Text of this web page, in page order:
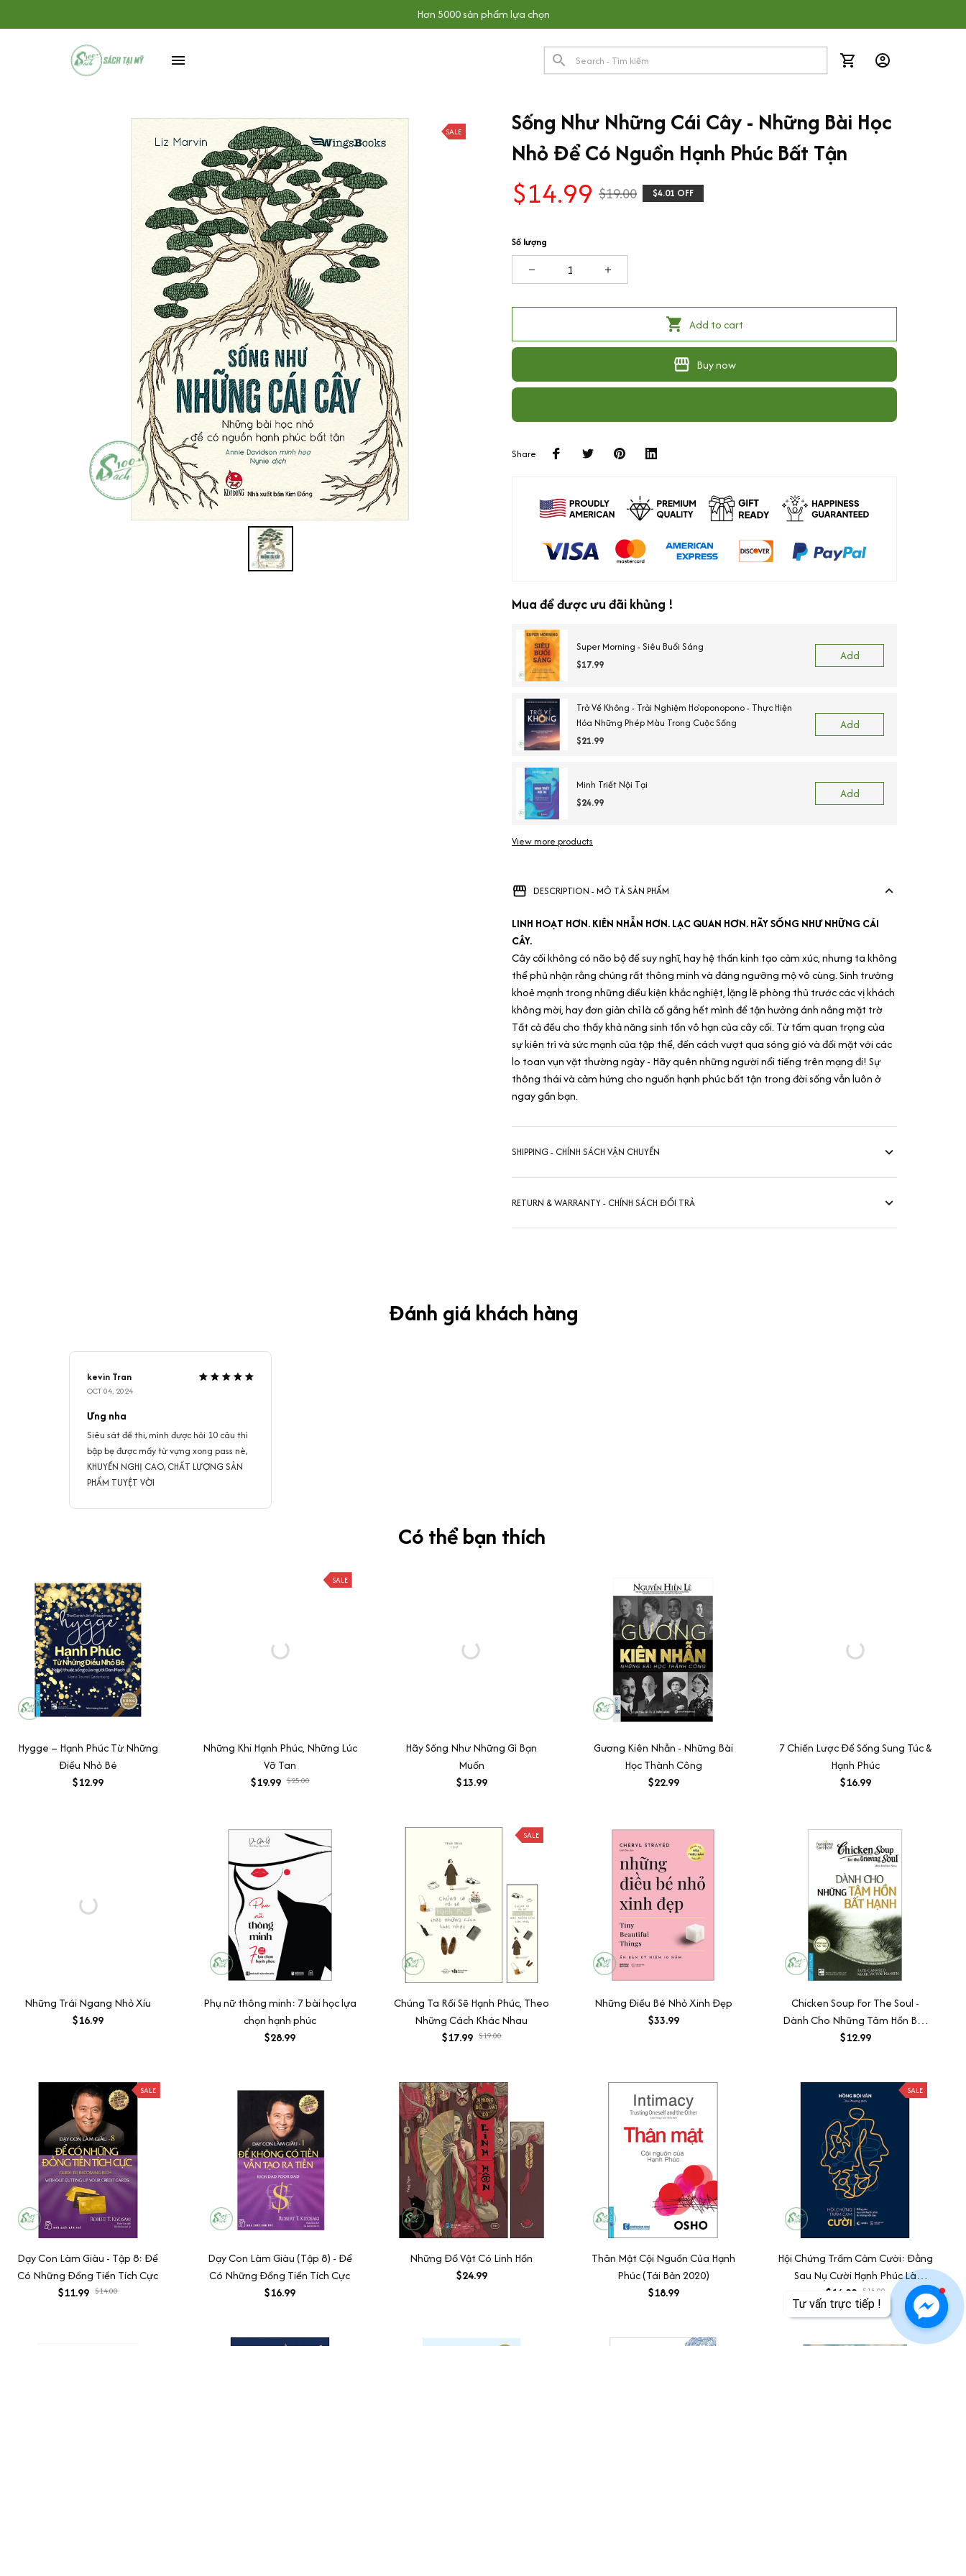
Hơn 5000 sản phẩm lựa chọn
SALE
Sống Như Những Cái Cây - Những Bài Học
Nhỏ Để Có Nguồn Hạnh Phúc Bất Tận
$14.99 $19.00 $4.01 OFF
Số lượng
Add to cart
Buy now
Share
Mua để được ưu đãi khủng !
Super Morning - Siêu Buổi Sáng
$17.99
Add
Trở Về Không - Trải Nghiệm Ho'oponopono - Thực Hiện
Hóa Những Phép Màu Trong Cuộc Sống
$21.99
Add
Minh Triết Nội Tại
$24.99
Add
View more products
DESCRIPTION - MÔ TẢ SẢN PHẨM
LINH HOẠT HƠN. KIÊN NHẪN HƠN. LẠC QUAN HƠN. HÃY SỐNG NHƯ NHỮNG CÁI
CÂY.
Cây cối không có não bộ để suy nghĩ, hay hệ thần kinh tạo cảm xúc, nhưng ta không
thể phủ nhận rằng chúng rất thông minh và đáng ngưỡng mộ vô cùng. Sinh trưởng
khoẻ mạnh trong những điều kiện khắc nghiệt, lặng lẽ phòng thủ trước các vị khách
không mời, hay đơn giản chỉ là cố gắng hết mình để tận hưởng ánh nắng mặt trờ
Tất cả đều cho thấy khả năng sinh tồn vô hạn của cây cối. Từ tầm quan trọng của
sự kiên trì và sức mạnh của tập thể, đến cách vượt qua sóng gió và đối mặt với các
lo toan vụn vặt thường ngày - Hãy quên những người nổi tiếng trên mạng đi! Sự
thông thái và cảm hứng cho nguồn hạnh phúc bất tận trong đời sống vẫn luôn ở
ngay gần bạn.
SHIPPING - CHÍNH SÁCH VẬN CHUYỂN
RETURN & WARRANTY - CHÍNH SÁCH ĐỔI TRẢ
Đánh giá khách hàng
kevin Tran
OCT 04, 2024
Ưng nha
Siêu sát đề thi, mình được hỏi 10 câu thì
bập bẹ được mấy từ vựng xong pass nè,
KHUYẾN NGHỊ CAO, CHẤT LƯỢNG SẢN
PHẨM TUYỆT VỜI
Có thể bạn thích
Hygge – Hạnh Phúc Từ Những
Điều Nhỏ Bé
$12.99
SALE
Những Khi Hạnh Phúc, Những Lúc
Vỡ Tan
$19.99 $25.00
Hãy Sống Như Những Gì Bạn
Muốn
$13.99
Gương Kiên Nhẫn - Những Bài
Học Thành Công
$22.99
7 Chiến Lược Để Sống Sung Túc &
Hạnh Phúc
$16.99
Những Trái Ngang Nhỏ Xíu
$16.99
Phụ nữ thông minh: 7 bài học lựa
chọn hạnh phúc
$28.99
SALE
Chúng Ta Rồi Sẽ Hạnh Phúc, Theo
Những Cách Khác Nhau
$17.99 $19.00
Những Điều Bé Nhỏ Xinh Đẹp
$33.99
Chicken Soup For The Soul -
Dành Cho Những Tâm Hồn Bất
Hạnh (Tái Bản 2019)
$12.99
SALE
Dạy Con Làm Giàu - Tập 8: Để
Có Những Đồng Tiền Tích Cực
$11.99 $14.00
Dạy Con Làm Giàu (Tập 8) - Để
Có Những Đồng Tiền Tích Cực
$16.99
Những Đồ Vật Có Linh Hồn
$24.99
Thân Mật Cội Nguồn Của Hạnh
Phúc (Tái Bản 2020)
$18.99
SALE
Hội Chứng Trầm Cảm Cười: Đằng
Sau Nụ Cười Hạnh Phúc Là
Những Nỗi Đau
$16.99 $18.00